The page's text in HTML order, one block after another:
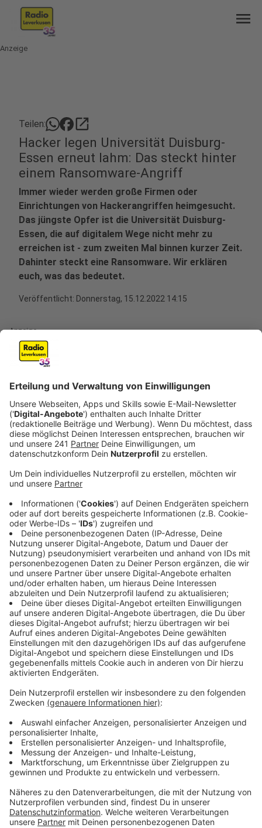
menu
Anzeige
Teilen: open_in_new
Hacker legen Universität Duisburg-
Essen erneut lahm: Das steckt hinter
einem Ransomware-Angriff
Immer wieder werden große Firmen oder
Einrichtungen von Hackerangriffen heimgesucht.
Das jüngste Opfer ist die Universität Duisburg-
Essen, die auf digitalem Wege nicht mehr zu
erreichen ist - zum zweiten Mal binnen kurzer Zeit.
Dahinter steckt eine Ransomware. Wir erklären
euch, was das bedeutet.
Veröffentlicht: Donnerstag, 15.12.2022 14:15
Anzeige
die Universität Duisburg-Essen (UDE) Ziel eines
Hackerangriffs geworden. Das sagte ein Uni-Sprecher
der dpa am Mittwoch auf Anfrage. Diesmal sei die
nach der ersten Cyber-Attacke
neu aufgesetzte Behelfsseite "massiv angegriffen"
mehr erreichbar. Mehrere Medien hatten zuvor
die gesamte IT einschließlich Festnetztelefonie
lahmgelegt worden. Erst nach und nach konnten von
den Experten einige digitale Dienste wieder
hergestellt oder ersetzt werden. Gleichwohl war die
Lehre mit mehr als 40.000 Studierenden massiv
eingeschränkt.
Über die sozialen Medien wie Twitter forderte die Uni-
Leitung nach dem neuerlichen Hackerangriff die
Studentinnen und Studenten sowie das Lehrpersonal
auf, ihre Passwörter zu erneuern. "Wir arbeiten mit
Hochdruck an Lösungen", sagte der Sprecher der
Hochschule.
Der Präsenz-Vorlesungsbetrieb war nach dem ersten
Angriff vor 17 Tagen wieder angelaufen, der digitale
Zugriff auf Unterrichtsmaterialien An- und
Abmeldungen zu Prüfungen oder das Hochladen von
Arbeiten war aber lange nicht möglich. Bei dem Angriff
waren Hacker in die internen Systeme eingedrungen,
hatte große Teile verschlüsselt und Lösegeld
gefordert, wie es hieß. Die Hochschule hatte die IT
heruntergefahren, die zuständigen
Sicherheitsbehörden informiert und Anzeige erstattet.